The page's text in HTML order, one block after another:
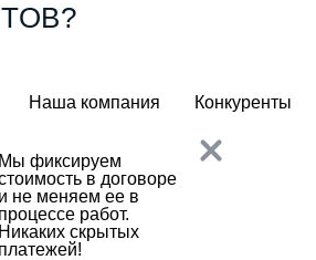
Наша компания Конкуренты
Мы фиксируем
в договоре
и не меняем ее в
процессе работ.
Никаких скрытых
платежей!